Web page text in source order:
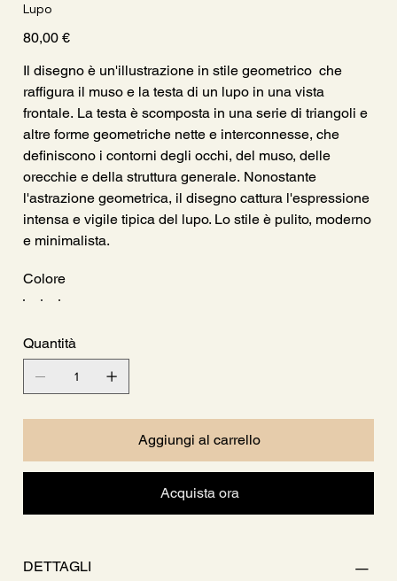
Lupo
Prezzo
80,00 €
Il disegno è un'illustrazione in stile geometrico che
raffigura il muso e la testa di un lupo in una vista
frontale. La testa è scomposta in una serie di triangoli e
altre forme geometriche nette e interconnesse, che
definiscono i contorni degli occhi, del muso, delle
orecchie e della struttura generale. Nonostante
l'astrazione geometrica, il disegno cattura l'espressione
intensa e vigile tipica del lupo. Lo stile è pulito, moderno
e minimalista.
Colore
Quantità
Aggiungi al carrello
Acquista ora
DETTAGLI